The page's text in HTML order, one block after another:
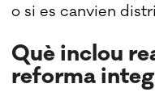
o si es canvien
Què inclou
reforma